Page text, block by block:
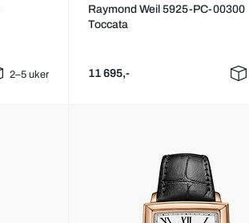
2–5 uker
Raymond Weil 5925-PC-00300
Toccata
11 695,-